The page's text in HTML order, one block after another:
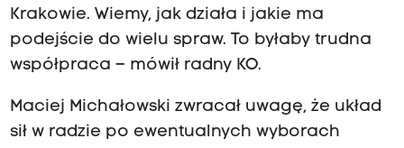
Krakowie. Wiemy, jak działa i jakie ma
podejście do wielu spraw. To byłaby trudna
współpraca – mówił radny KO.
Maciej Michałowski zwracał uwagę, że układ
sił w radzie po ewentualnych wyborach